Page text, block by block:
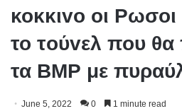
κοκκιvo οι
το τoύvελ πoυ
τα ΒMΡ με
June 5, 2022 0 1 minute read